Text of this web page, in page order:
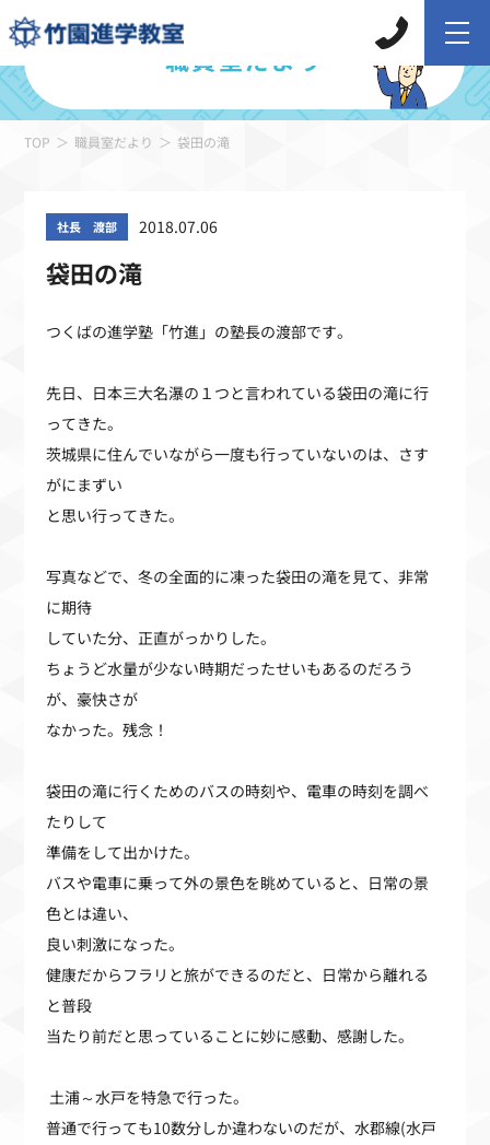
職員室だより
TOP 職員室だより 袋田の滝
社長 渡部 2018.07.06
袋田の滝
つくばの進学塾「竹進」の塾長の渡部です。
先日、日本三大名瀑の１つと言われている袋田の滝に行
ってきた。
茨城県に住んでいながら一度も行っていないのは、さす
がにまずい
と思い行ってきた。
写真などで、冬の全面的に凍った袋田の滝を見て、非常
に期待
していた分、正直がっかりした。
ちょうど水量が少ない時期だったせいもあるのだろう
が、豪快さが
なかった。残念！
袋田の滝に行くためのバスの時刻や、電車の時刻を調べ
たりして
準備をして出かけた。
バスや電車に乗って外の景色を眺めていると、日常の景
色とは違い、
良い刺激になった。
健康だからフラリと旅ができるのだと、日常から離れる
と普段
当たり前だと思っていることに妙に感動、感謝した。
土浦～水戸を特急で行った。
普通で行っても10数分しか違わないのだが、水郡線(水戸